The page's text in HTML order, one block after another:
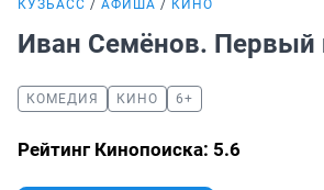
КУЗБАСС АФИША КИНО
Иван Семёнов. Первый
КОМЕДИЯ КИНО 6+
Рейтинг Кинопоиска: 5.6